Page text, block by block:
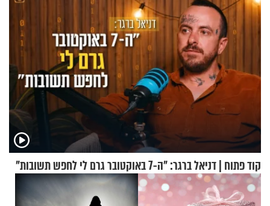
קוד פתוח | דניאל ברגר: "ה-7 באוקטובר גרם לי לחפש תשובות"